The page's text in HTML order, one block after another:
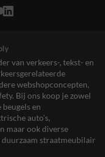
van verkeers-, tekst- en
webshopconcepten,
Bij ons koop je zowel
en
auto’s,
maar ook diverse
straatmeubilair